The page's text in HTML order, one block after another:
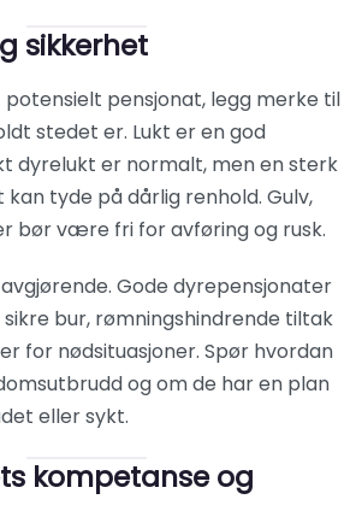
sikkerhet
potensielt pensjonat, legg merke til
stedet er. Lukt er en god
dyrelukt er normalt, men en sterk
kan tyde på dårlig renhold. Gulv,
bør være fri for avføring og rusk.
Gode dyrepensjonater
bur, rømningshindrende tiltak
for nødsituasjoner. Spør hvordan
og om de har en plan
eller sykt.
kompetanse og